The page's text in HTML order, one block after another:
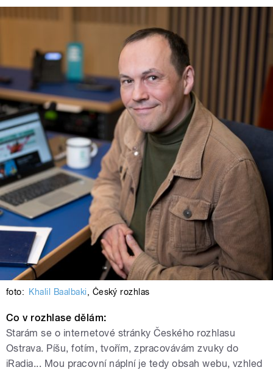
foto: Khalil Baalbaki, Český rozhlas
Co v rozhlase dělám:
Starám se o internetové stránky Českého rozhlasu
Ostrava. Píšu, fotím, tvořím, zpracovávám zvuky do
iRadia... Mou pracovní náplní je tedy obsah webu, vzhled